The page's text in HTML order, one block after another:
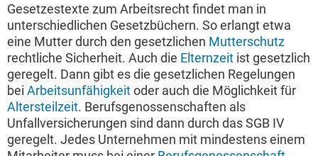
Gesetzestexte zum Arbeitsrecht findet man in
unterschiedlichen Gesetzbüchern. So erlangt etwa
eine Mutter durch den gesetzlichen Mutterschutz
rechtliche Sicherheit. Auch die Elternzeit ist gesetzlich
geregelt. Dann gibt es die gesetzlichen Regelungen
bei Arbeitsunfähigkeitoder auch die Möglichkeit für
Altersteilzeit. Berufsgenossenschaften als
Unfallversicherungen sind dann durch das SGB IV
geregelt. Jedes Unternehmen mit mindestens einem